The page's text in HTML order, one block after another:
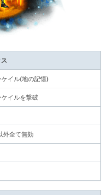
ケイル(地の記憶)
ケイルを撃破
外全て無効